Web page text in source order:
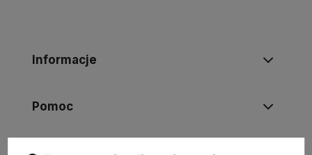
Informacje
Pomoc